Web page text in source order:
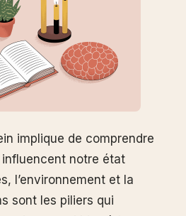
implique de comprendre
notre état
l’environnement et la
sont les piliers qui